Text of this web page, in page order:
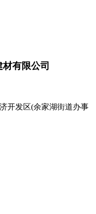
有限公司
开发区(余家湖街道办事